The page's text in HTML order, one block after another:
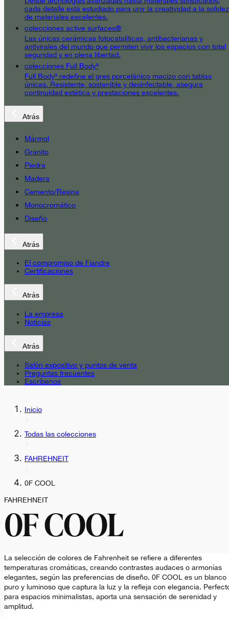
cada detalle está estudiado para unir la creatividad a la solidez
de materiales excelentes.
colecciones active surfaces®
Las únicas cerámicas fotocatalíticas, antibacterianas y
antivirales del mundo que permiten vivir los espacios con total
seguridad y en plena libertad.
colecciones Full Body³
Full Body³ redefine el gres porcelánico macizo con tablas
únicas. Resistente, sostenible y desinfectable, asegura
continuidad estética y prestaciones excelentes.
Atrás
Mármol
Granito
Piedra
Madera
Cemento/Resina
Monocromático
Diseño
Atrás
El compromiso de Fiandre
Certificaciones
Atrás
La empresa
Noticias
Atrás
Salón expositivo y puntos de venta
Preguntas frecuentes
Escríbenos
Inicio
Todas las colecciones
FAHREHNEIT
0F COOL
FAHREHNEIT
0F COOL
La selección de colores de Fahrenheit se refiere a diferentes
temperaturas cromáticas, creando contrastes audaces o armonías
elegantes, según las preferencias de diseño. 0F COOL es un blanco
puro y luminoso que captura la luz y la refleja con elegancia.
para espacios minimalistas, aporta una sensación de serenidad y
amplitud.